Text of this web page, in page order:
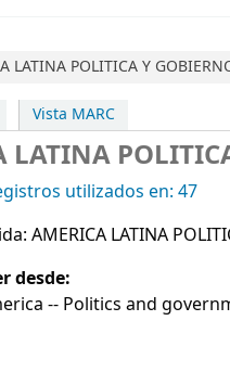
LATINA POLITICA Y
Vista MARC
LATINA
utilizados en: 47
AMERICA LATINA
desde:
-- Politics and